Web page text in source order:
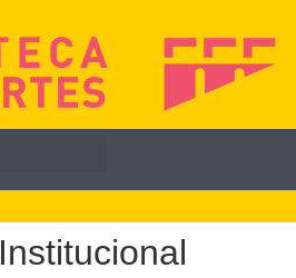
Institucional